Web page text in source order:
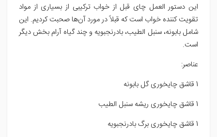
این دستور العمل چای قبل از خواب ترکیبی از بسیاری از مواد
تقویت کننده خواب است که قبلاً در مورد آن‌ها صحبت کردیم. این
شامل بابونه، سنبل الطیب، بادرنجبویه و چند گیاه آرام بخش دیگر
است.
عناصر:
1 قاشق چایخوری گل بابونه
1 قاشق چایخوری ریشه سنبل الطیب
1 قاشق چایخوری برگ بادرنجبویه